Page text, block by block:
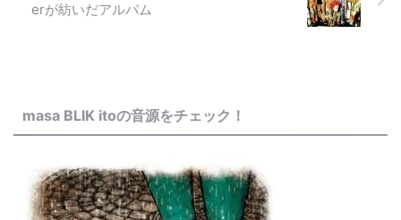
erが紡いだアルバム
masa BLIK itoの音源をチェック！